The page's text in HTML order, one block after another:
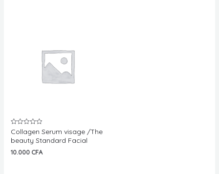
Note
0
sur
Collagen Serum visage /The
beauty Standard Facial
10.000 CFA